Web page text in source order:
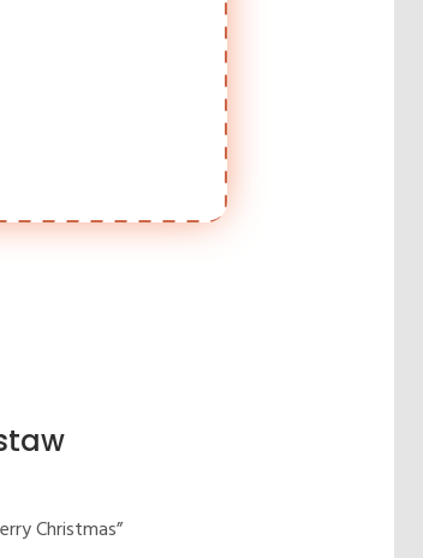
Christmas”